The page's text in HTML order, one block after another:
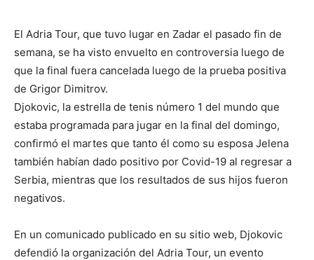
El Adria Tour, que tuvo lugar en Zadar el pasado fin de
semana, se ha visto envuelto en controversia luego de
que la final fuera cancelada luego de la prueba positiva
de Grigor Dimitrov.
Djokovic, la estrella de tenis número 1 del mundo que
estaba programada para jugar en la final del domingo,
confirmó el martes que tanto él como su esposa Jelena
también habían dado positivo por Covid-19 al regresar a
Serbia, mientras que los resultados de sus hijos fueron
negativos.
En un comunicado publicado en su sitio web, Djokovic
defendió la organización del Adria Tour, un evento